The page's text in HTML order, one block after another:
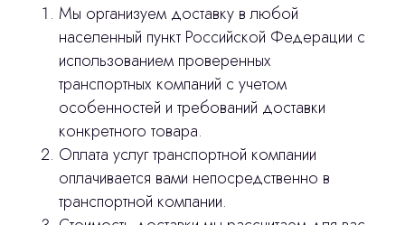
Мы организуем доставку в любой
населенный пункт Российской Федерации с
использованием проверенных
транспортных компаний с учетом
особенностей и требований доставки
конкретного товара.
Оплата услуг транспортной компании
оплачивается вами непосредственно в
транспортной компании.
Остались вопросы
оставьте контакты, мы свяжемся и
ответим на все вопросы
© 2024 ЛС Дентал Групп